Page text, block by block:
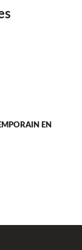
EN